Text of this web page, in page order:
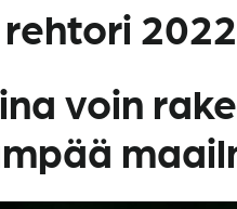
voin